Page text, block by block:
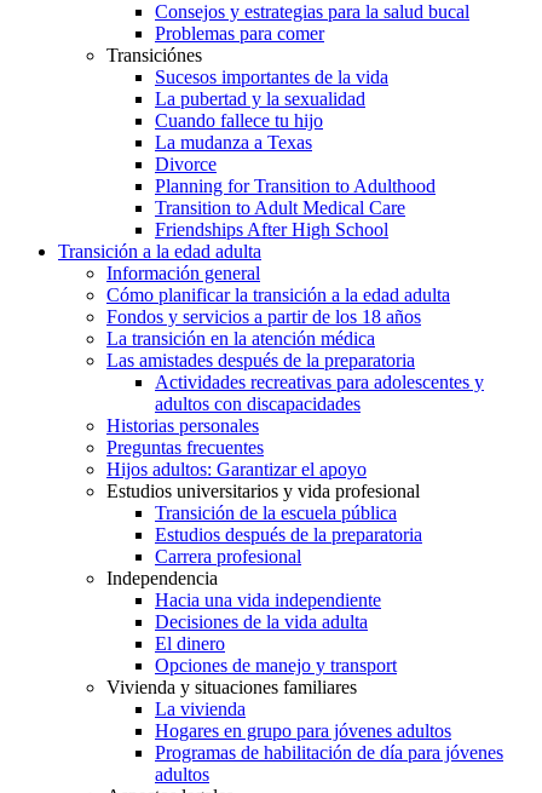
Consejos y estrategias para la salud bucal
Problemas para comer
Transiciónes
Sucesos importantes de la vida
La pubertad y la sexualidad
Cuando fallece tu hijo
La mudanza a Texas
Divorce
Planning for Transition to Adulthood
Transition to Adult Medical Care
Friendships After High School
Transición a la edad adulta
Información general
Cómo planificar la transición a la edad adulta
Fondos y servicios a partir de los 18 años
La transición en la atención médica
Las amistades después de la preparatoria
Actividades recreativas para adolescentes y
adultos con discapacidades
Historias personales
Preguntas frecuentes
Hijos adultos: Garantizar el apoyo
Estudios universitarios y vida profesional
Transición de la escuela pública
Estudios después de la preparatoria
Carrera profesional
Independencia
Hacia una vida independiente
Decisiones de la vida adulta
El dinero
Opciones de manejo y transport
Vivienda y situaciones familiares
La vivienda
Hogares en grupo para jóvenes adultos
Programas de habilitación de día para jóvenes
adultos